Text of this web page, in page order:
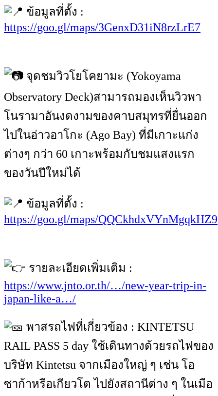
ข้อมูลที่ตั้ง :
https://goo.gl/maps/3GenxD31iN8rzLrE7
จุดชมวิวโยโคยามะ (Yokoyama
Observatory Deck)สามารถมองเห็นวิวพา
โนรามาอันงดงามของคาบสมุทรที่ยื่นออก
ไปในอ่าวอาโกะ (Ago Bay) ที่มีเกาะแก่ง
ต่างๆ กว่า 60 เกาะพร้อมกับชมแสงแรก
ของวันปีใหม่ได้
ข้อมูลที่ตั้ง :
https://goo.gl/maps/QQCkhdxVYnMgqkHZ9
รายละเอียดเพิ่มเติม :
https://www.jnto.or.th/…/new-year-trip-in-
japan-like-a…/
พาสรถไฟที่เกี่ยวข้อง : KINTETSU
RAIL PASS 5 day ใช้เดินทางด้วยรถไฟของ
บริษัท Kintetsu จากเมืองใหญ่ ๆ เช่น โอ
ซาก้าหรือเกียวโต ไปยังสถานีต่าง ๆ ในเมือ